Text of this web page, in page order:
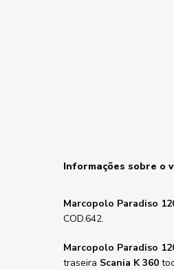
Informações sobre o
Marcopolo Paradiso
COD.642.
Marcopolo Paradiso
traseira Scania K 360